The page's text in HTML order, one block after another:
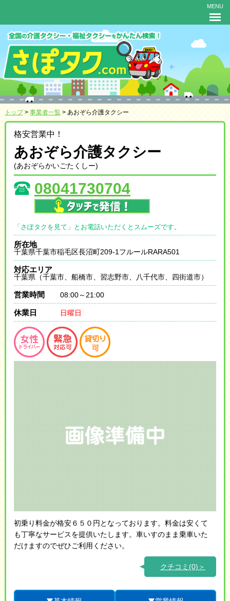
MENU
トップ>事業者一覧> あおぞら介護タクシー
格安営業中！
あおぞら介護タクシー
(あおぞらかいごたくしー)
08041730704
「さぽタクを見て」とお電話いただくとスムーズです。
所在地
千葉県千葉市稲毛区長沼町209-1フルールRARA501
対応エリア
千葉県（千葉市、船橋市、習志野市、八千代市、四街道市）
営業時間 08:00～21:00
休業日 日曜日
初乗り料金が格安６５０円となっております。料金は安くて
も丁寧なサービスを提供いたします。車いすのまま乗車いた
だけますのでぜひご利用ください。
クチコミ(0)＞